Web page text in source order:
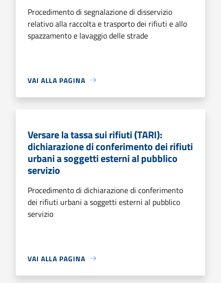
Procedimento di segnalazione di disservizio
relativo alla raccolta e trasporto dei rifiuti e allo
spazzamento e lavaggio delle strade
VAI ALLA PAGINA
Versare la tassa sui rifiuti (TARI):
dichiarazione di conferimento dei rifiuti
urbani a soggetti esterni al pubblico
servizio
Procedimento di dichiarazione di conferimento
dei rifiuti urbani a soggetti esterni al pubblico
servizio
VAI ALLA PAGINA